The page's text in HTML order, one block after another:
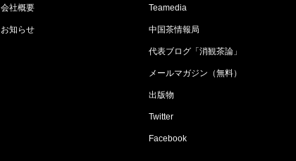
会社概要
お知らせ
Teamedia
中国茶情報局
代表ブログ「消観茶論」
メールマガジン（無料）
出版物
Twitter
Facebook